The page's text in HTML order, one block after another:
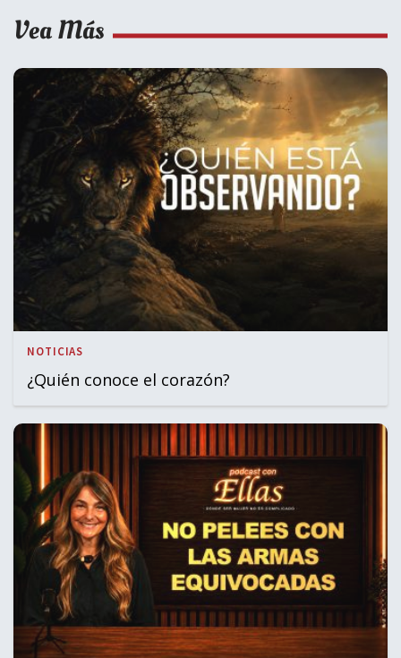
Vea Más
NOTICIAS
¿Quién conoce el corazón?